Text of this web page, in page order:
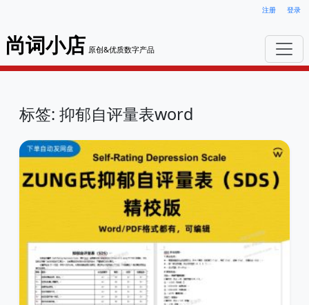
注册 登录
尚词小店 原创&优质数字产品
标签: 抑郁自评量表word